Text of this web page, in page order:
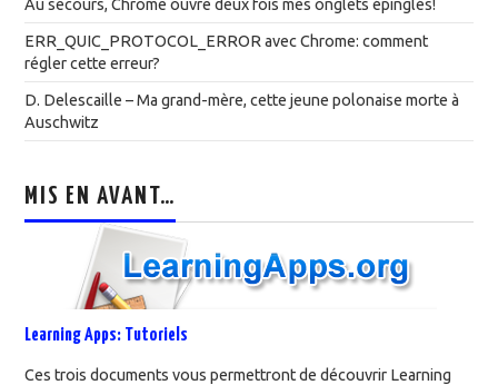
Au secours, Chrome ouvre deux fois mes onglets épinglés!
ERR_QUIC_PROTOCOL_ERROR avec Chrome: comment
régler cette erreur?
D. Delescaille – Ma grand-mère, cette jeune polonaise morte à
Auschwitz
MIS EN AVANT…
Learning Apps: Tutoriels
Ces trois documents vous permettront de découvrir Learning